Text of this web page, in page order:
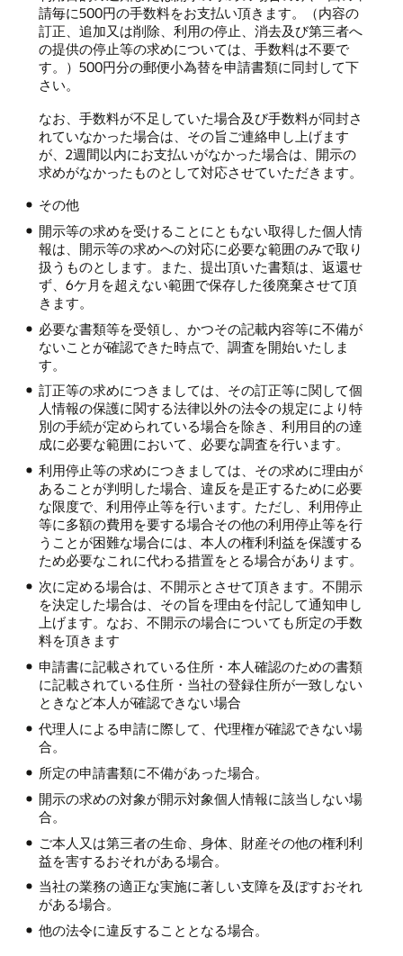
請毎に500円の手数料をお支払い頂きます。（内容の
訂正、追加又は削除、利用の停止、消去及び第三者へ
の提供の停止等の求めについては、手数料は不要で
す。）500円分の郵便小為替を申請書類に同封して下
さい。
なお、手数料が不足していた場合及び手数料が同封さ
れていなかった場合は、その旨ご連絡申し上げます
が、2週間以内にお支払いがなかった場合は、開示の
求めがなかったものとして対応させていただきます。
その他
開示等の求めを受けることにともない取得した個人情
報は、開示等の求めへの対応に必要な範囲のみで取り
扱うものとします。また、提出頂いた書類は、返還せ
ず、6ケ月を超えない範囲で保存した後廃棄させて頂
きます。
必要な書類等を受領し、かつその記載内容等に不備が
ないことが確認できた時点で、調査を開始いたしま
す。
訂正等の求めにつきましては、その訂正等に関して個
人情報の保護に関する法律以外の法令の規定により特
別の手続が定められている場合を除き、利用目的の達
成に必要な範囲において、必要な調査を行います。
利用停止等の求めにつきましては、その求めに理由が
あることが判明した場合、違反を是正するために必要
な限度で、利用停止等を行います。ただし、利用停止
等に多額の費用を要する場合その他の利用停止等を行
うことが困難な場合には、本人の権利利益を保護する
ため必要なこれに代わる措置をとる場合があります。
次に定める場合は、不開示とさせて頂きます。不開示
を決定した場合は、その旨を理由を付記して通知申し
上げます。なお、不開示の場合についても所定の手数
料を頂きます
申請書に記載されている住所・本人確認のための書類
に記載されている住所・当社の登録住所が一致しない
ときなど本人が確認できない場合
代理人による申請に際して、代理権が確認できない場
合。
所定の申請書類に不備があった場合。
開示の求めの対象が開示対象個人情報に該当しない場
合。
ご本人又は第三者の生命、身体、財産その他の権利利
益を害するおそれがある場合。
当社の業務の適正な実施に著しい支障を及ぼすおそれ
がある場合。
他の法令に違反することとなる場合。